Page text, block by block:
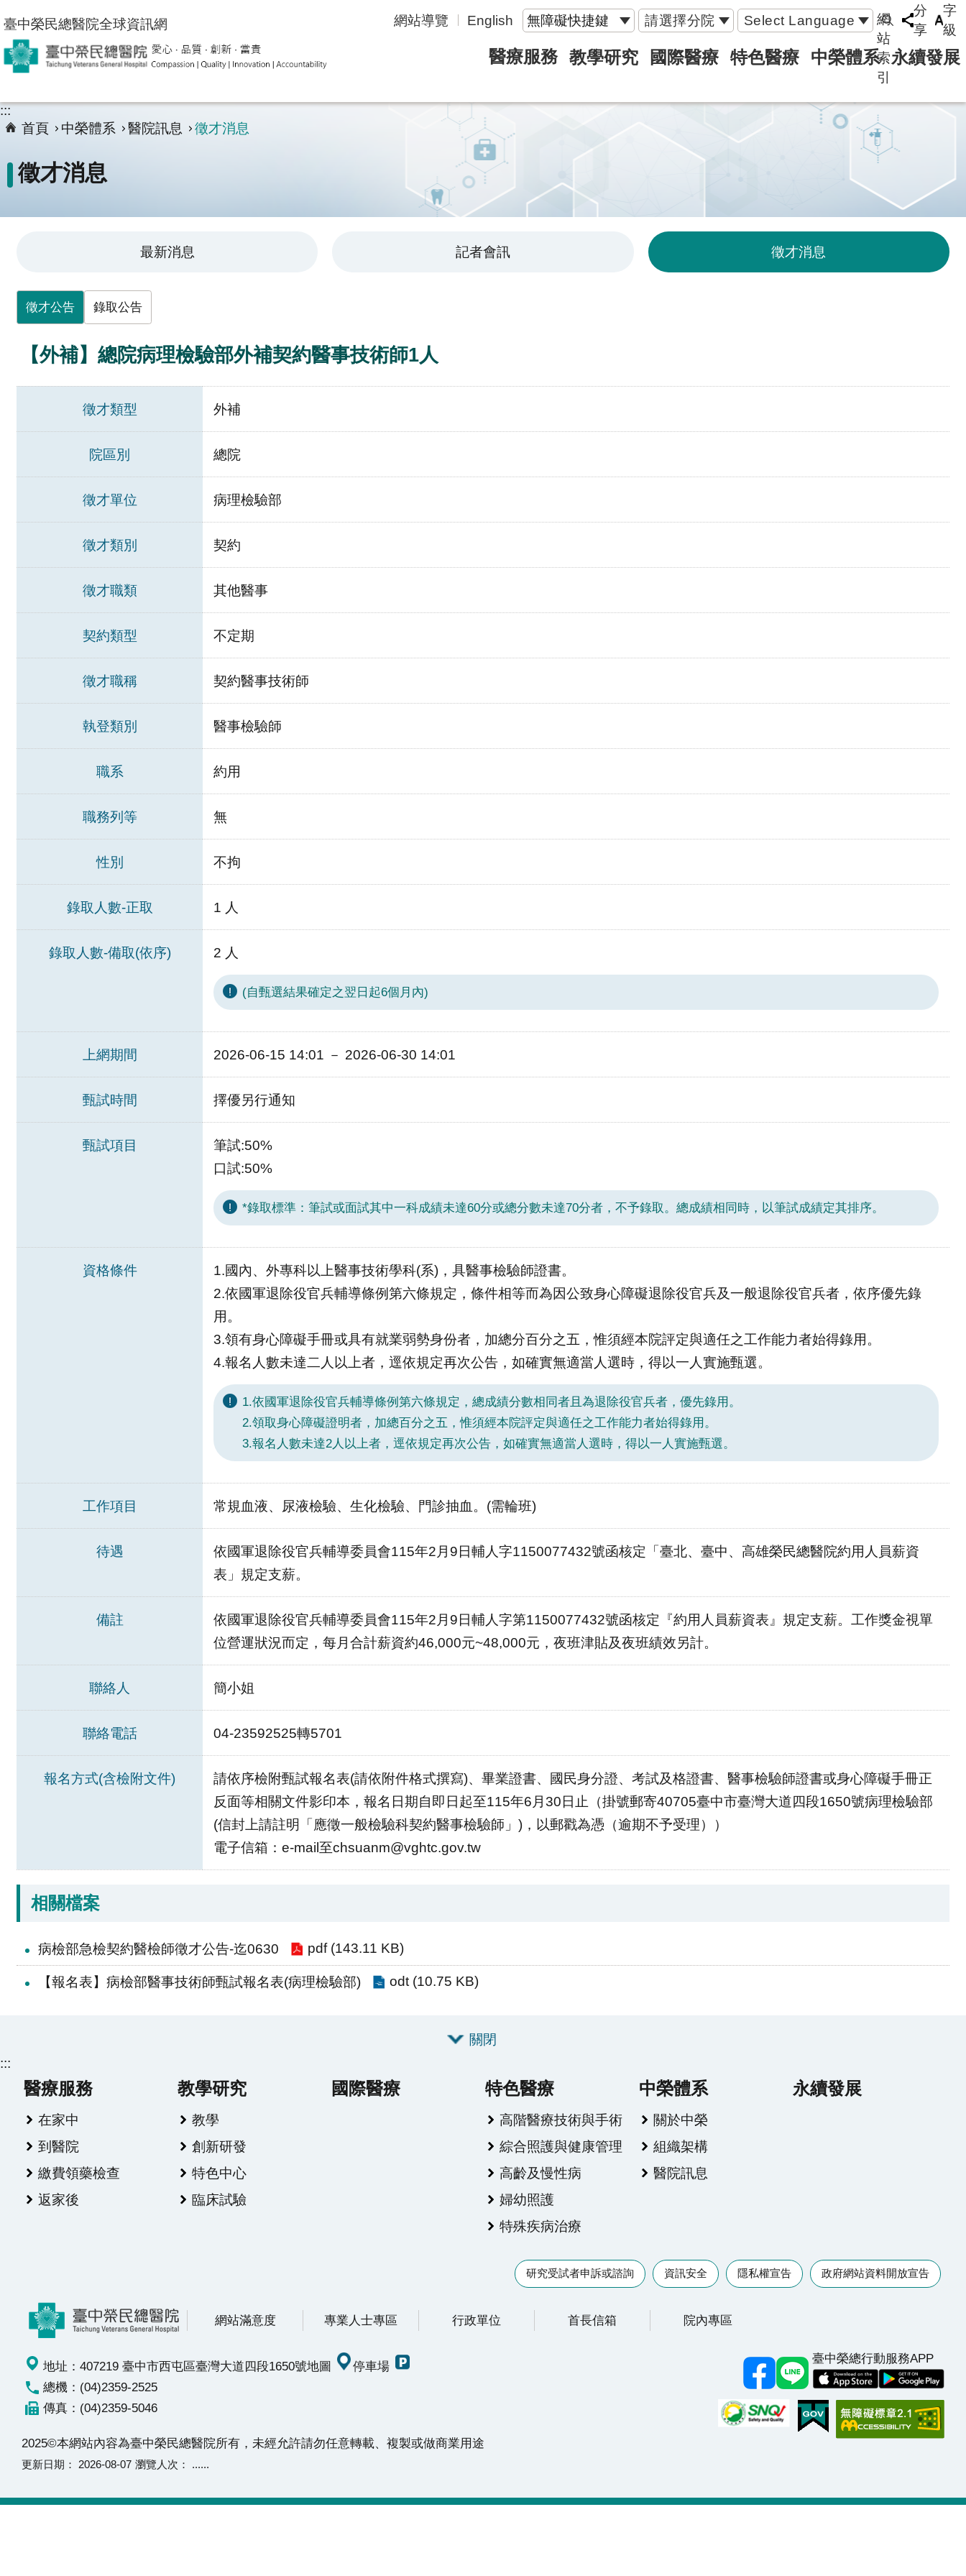
跳到主要內容區塊
臺中榮民總醫院全球資訊網 網站導覽 English 無障礙快捷鍵 請選擇分院 Select Language
網
站
索
引
分
享
字
級
醫療服務 教學研究 國際醫療 特色醫療 中榮體系 永續發展
:::
首頁
中榮體系 醫院訊息 徵才消息
徵才消息
最新消息 記者會訊 徵才消息
徵才公告 錄取公告
【外補】總院病理檢驗部外補契約醫事技術師1人
徵才類型 外補
院區別 總院
徵才單位 病理檢驗部
徵才類別 契約
徵才職類 其他醫事
契約類型 不定期
徵才職稱 契約醫事技術師
執登類別 醫事檢驗師
職系 約用
職務列等 無
性別 不拘
錄取人數-正取 1 人
錄取人數-備取(依序) 2 人
(自甄選結果確定之翌日起6個月內)
上網期間 2026-06-15 14:01 － 2026-06-30 14:01
甄試時間 擇優另行通知
甄試項目
筆試:50%
口試:50%
*錄取標準：筆試或面試其中一科成績未達60分或總分數未達70分者，不予錄取。總成績相同時，以筆試成績定其排序。
資格條件
1.國內、外專科以上醫事技術學科(系)，具醫事檢驗師證書。
2.依國軍退除役官兵輔導條例第六條規定，條件相等而為因公致身心障礙退除役官兵及一般退除役官兵者，依序優先錄
用。
3.領有身心障礙手冊或具有就業弱勢身份者，加總分百分之五，惟須經本院評定與適任之工作能力者始得錄用。
4.報名人數未達二人以上者，逕依規定再次公告，如確實無適當人選時，得以一人實施甄選。
1.依國軍退除役官兵輔導條例第六條規定，總成績分數相同者且為退除役官兵者，優先錄用。
2.領取身心障礙證明者，加總百分之五，惟須經本院評定與適任之工作能力者始得錄用。
3.報名人數未達2人以上者，逕依規定再次公告，如確實無適當人選時，得以一人實施甄選。
工作項目 常規血液、尿液檢驗、生化檢驗、門診抽血。(需輪班)
待遇
依國軍退除役官兵輔導委員會115年2月9日輔人字1150077432號函核定「臺北、臺中、高雄榮民總醫院約用人員薪資
表」規定支薪。
備註
依國軍退除役官兵輔導委員會115年2月9日輔人字第1150077432號函核定『約用人員薪資表』規定支薪。工作獎金視單
位營運狀況而定，每月合計薪資約46,000元~48,000元，夜班津貼及夜班績效另計。
聯絡人 簡小姐
聯絡電話 04-23592525轉5701
報名方式(含檢附文件)
請依序檢附甄試報名表(請依附件格式撰寫)、畢業證書、國民身分證、考試及格證書、醫事檢驗師證書或身心障礙手冊正
反面等相關文件影印本，報名日期自即日起至115年6月30日止（掛號郵寄40705臺中市臺灣大道四段1650號病理檢驗部
(信封上請註明「應徵一般檢驗科契約醫事檢驗師」)，以郵戳為憑（逾期不予受理））
電子信箱：e-mail至chsuanm@vghtc.gov.tw
相關檔案
病檢部急檢契約醫檢師徵才公告-迄0630 pdf (143.11 KB)
【報名表】病檢部醫事技術師甄試報名表(病理檢驗部) odt (10.75 KB)
關閉
:::
醫療服務
在家中
到醫院
繳費領藥檢查
返家後
教學研究
教學
創新研發
特色中心
臨床試驗
國際醫療 特色醫療
高階醫療技術與手術
綜合照護與健康管理
高齡及慢性病
婦幼照護
特殊疾病治療
中榮體系
關於中榮
組織架構
醫院訊息
永續發展
研究受試者申訴或諮詢 資訊安全 隱私權宣告 政府網站資料開放宣告
網站滿意度 專業人士專區 行政單位 首長信箱 院內專區
臺中榮總行動服務APP
地址：407219 臺中市西屯區臺灣大道四段1650號地圖
停車場
總機：(04)2359-2525
傳真：(04)2359-5046
2025©本網站內容為臺中榮民總醫院所有，未經允許請勿任意轉載、複製或做商業用途
更新日期 2026-08-07 瀏覽人次 ......